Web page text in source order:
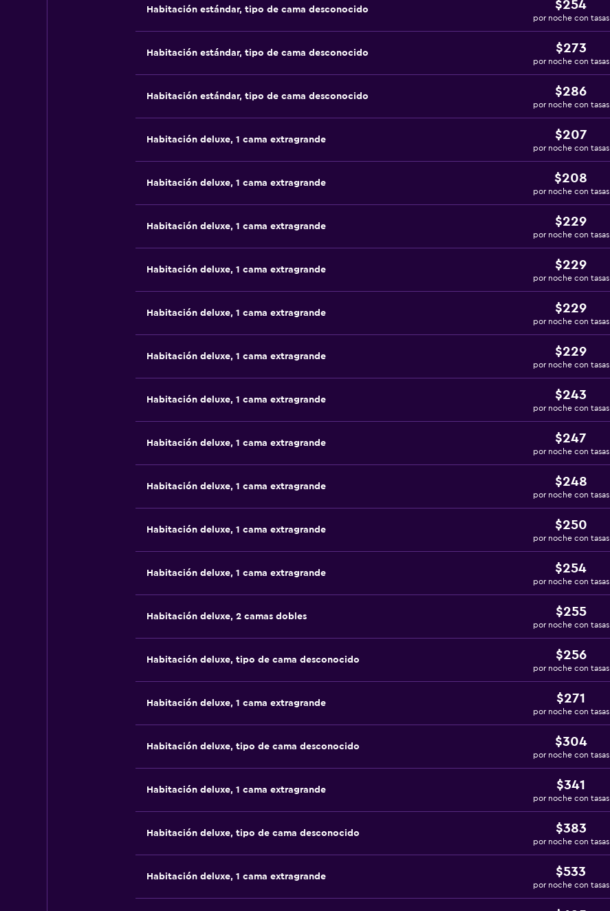
Habitación estándar, tipo de cama desconocido $254
por noche con tasas
Habitación estándar, tipo de cama desconocido $273
por noche con tasas
Habitación estándar, tipo de cama desconocido $286
por noche con tasas
Habitación deluxe, 1 cama extragrande $207
por noche con tasas
Habitación deluxe, 1 cama extragrande $208
por noche con tasas
Habitación deluxe, 1 cama extragrande $229
por noche con tasas
Habitación deluxe, 1 cama extragrande $229
por noche con tasas
Habitación deluxe, 1 cama extragrande $229
por noche con tasas
Habitación deluxe, 1 cama extragrande $229
por noche con tasas
Habitación deluxe, 1 cama extragrande $243
por noche con tasas
Habitación deluxe, 1 cama extragrande $247
por noche con tasas
Habitación deluxe, 1 cama extragrande $248
por noche con tasas
Habitación deluxe, 1 cama extragrande $250
por noche con tasas
Habitación deluxe, 1 cama extragrande $254
por noche con tasas
Habitación deluxe, 2 camas dobles $255
por noche con tasas
Habitación deluxe, tipo de cama desconocido $256
por noche con tasas
Habitación deluxe, 1 cama extragrande $271
por noche con tasas
Habitación deluxe, tipo de cama desconocido $304
por noche con tasas
Habitación deluxe, 1 cama extragrande $341
por noche con tasas
Habitación deluxe, tipo de cama desconocido $383
por noche con tasas
Habitación deluxe, 1 cama extragrande $533
por noche con tasas